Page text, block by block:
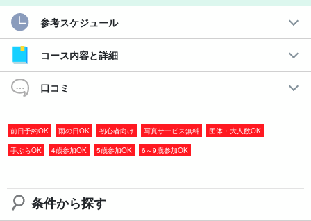
同じ海で一緒に泳ぐ時間は、思わず「来てよかった」と感じる特
別な体験です。
カップルやお友達同士はもちろん、「シュノーケリングはちょっ
と不安…」という方でも安心してご参加いただけます◎
おすすめポイント
◆ 開催は選べる6部制
◆ 所要時間約1時間で気軽に参加◎
◆ ウミガメとゆったり泳げる癒しのシュノーケリング
◆ドローン動画＆水中写真無料プレゼント♪
参考スケジュール
コース内容と詳細
口コミ
前日予約OK 雨の日OK 初心者向け 写真サービス無料
団体・大人数OK
手ぶらOK
4歳参加OK 5歳参加OK 6～9歳参加OK
条件から探す